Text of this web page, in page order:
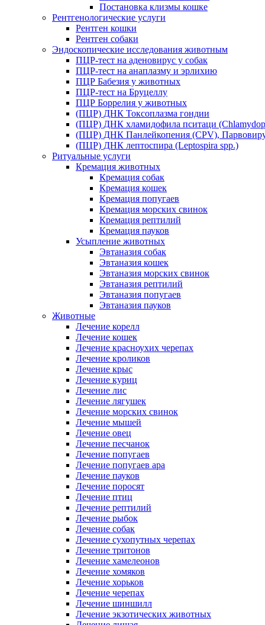
Постановка клизмы кошке
Рентгенологические услуги
Рентген кошки
Рентген собаки
Эндоскопические исследования животным
ПЦР-тест на аденовирус у собак
ПЦР-тест на анаплазму и эрлихию
ПЦР Бабезия у животных
ПЦР-тест на Бруцеллу
ПЦР Боррелия у животных
(ПЦР) ДНК Токсоплазма гондии
(ПЦР) ДНК хламидофила пситаци
(ПЦР) ДНК Панлейкопения (CPV),
(ПЦР) ДНК лептоспира (Leptospira spp.)
Ритуальные услуги
Кремация животных
Кремация собак
Кремация кошек
Кремация попугаев
Кремация морских свинок
Кремация рептилий
Кремация пауков
Усыпление животных
Эвтаназия собак
Эвтаназия кошек
Эвтаназия морских свинок
Эвтаназия рептилий
Эвтаназия попугаев
Эвтаназия пауков
Животные
Лечение корелл
Лечение кошек
Лечение красноухих черепах
Лечение кроликов
Лечение крыс
Лечение куриц
Лечение лис
Лечение лягушек
Лечение морских свинок
Лечение мышей
Лечение овец
Лечение песчанок
Лечение попугаев
Лечение попугаев ара
Лечение пауков
Лечение поросят
Лечение птиц
Лечение рептилий
Лечение рыбок
Лечение собак
Лечение сухопутных черепах
Лечение тритонов
Лечение хамелеонов
Лечение хомяков
Лечение хорьков
Лечение черепах
Лечение шиншилл
Лечение экзотических животных